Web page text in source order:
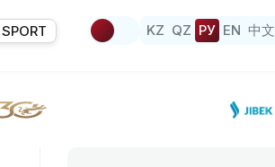
SPORT KZ QZ РУ EN 中文